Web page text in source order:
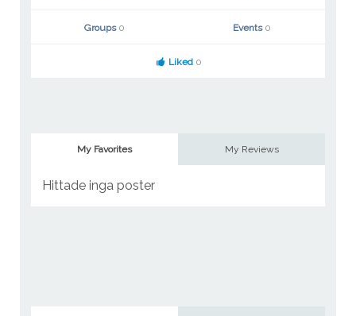
Groups 0 Events 0
Liked 0
My Favorites My Reviews
Hittade inga poster